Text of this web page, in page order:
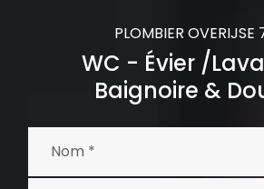
PLOMBIER
WC - Évier /
Baignoire &